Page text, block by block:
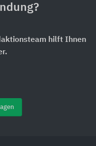
hilft Ihnen